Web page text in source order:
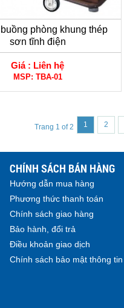
phòng khung thép
sơn tĩnh điện
Giá : Liên hệ
MSP: TBA-01
Trang 1 of 2 1 2
CHÍNH SÁCH BÁN HÀNG
Hướng dẫn mua hàng
Phương thức thanh toán
Chính sách giao hàng
Bảo hành, đổi trả
Điều khoản giao dịch
Chính sách bảo mật thông tin